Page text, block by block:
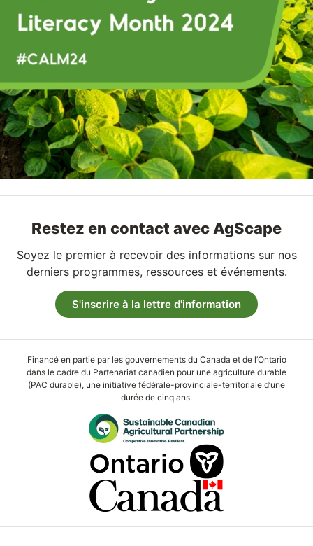
Restez en contact avec AgScape
Soyez le premier à recevoir des informations sur nos
derniers programmes, ressources et événements.
S'inscrire à la lettre d'information
Financé en partie par les gouvernements du Canada et de l’Ontario
dans le cadre du Partenariat canadien pour une agriculture durable
(PAC durable), une initiative fédérale-provinciale-territoriale d’une
durée de cinq ans.